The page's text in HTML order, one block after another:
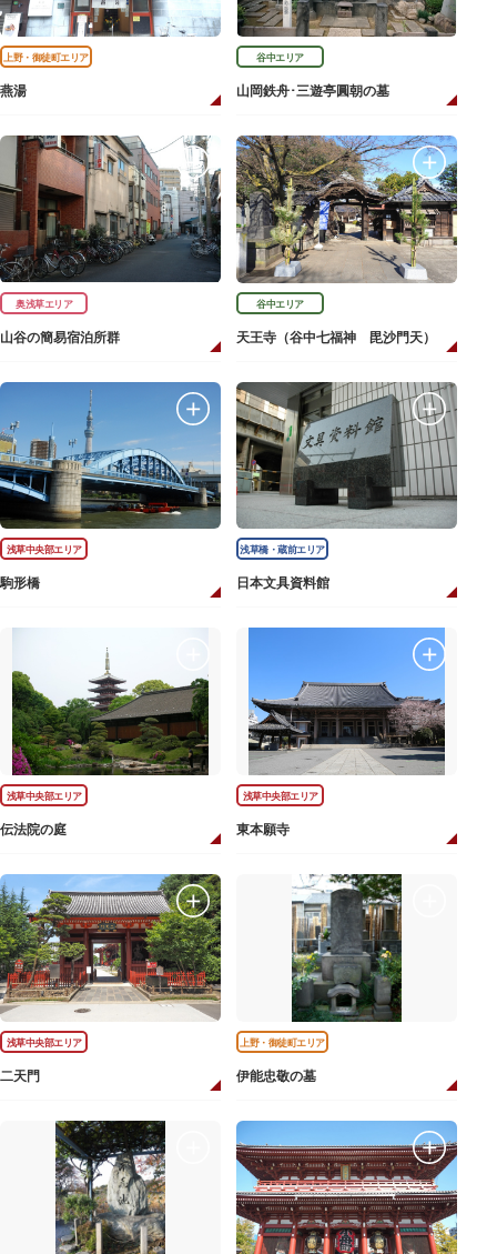
上野・御徒町エリア
燕湯
谷中エリア
山岡鉄舟･三遊亭圓朝の墓
奥浅草エリア
山谷の簡易宿泊所群
谷中エリア
天王寺（谷中七福神 毘沙門天）
浅草中央部エリア
駒形橋
浅草橋・蔵前エリア
日本文具資料館
浅草中央部エリア
伝法院の庭
浅草中央部エリア
東本願寺
浅草中央部エリア
二天門
上野・御徒町エリア
伊能忠敬の墓